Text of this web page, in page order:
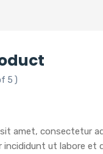
5 )
amet, consectetur
incididunt ut labore et